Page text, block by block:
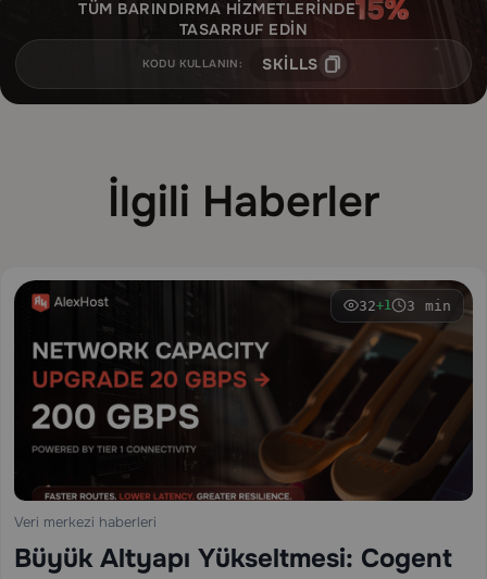
TÜM BARINDIRMA HIZMETLERINDE
TASARRUF EDIN
KODU KULLANIN: SKILLS
İlgili Haberler
32+1 3 min
Veri merkezi haberleri
Büyük Altyapı Yükseltmesi: Cogent